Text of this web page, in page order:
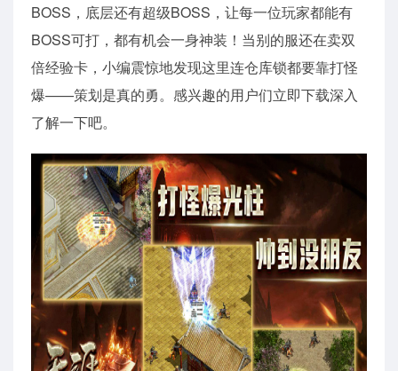
BOSS，底层还有超级BOSS，让每一位玩家都能有
BOSS可打，都有机会一身神装！当别的服还在卖双
倍经验卡，小编震惊地发现这里连仓库锁都要靠打怪
爆——策划是真的勇。感兴趣的用户们立即下载深入
了解一下吧。